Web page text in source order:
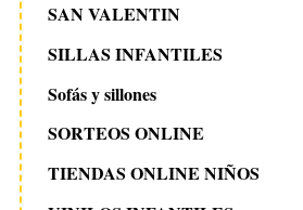
SAN VALENTIN
SILLAS INFANTILES
Sofás y sillones
SORTEOS ONLINE
TIENDAS ONLINE NIÑOS